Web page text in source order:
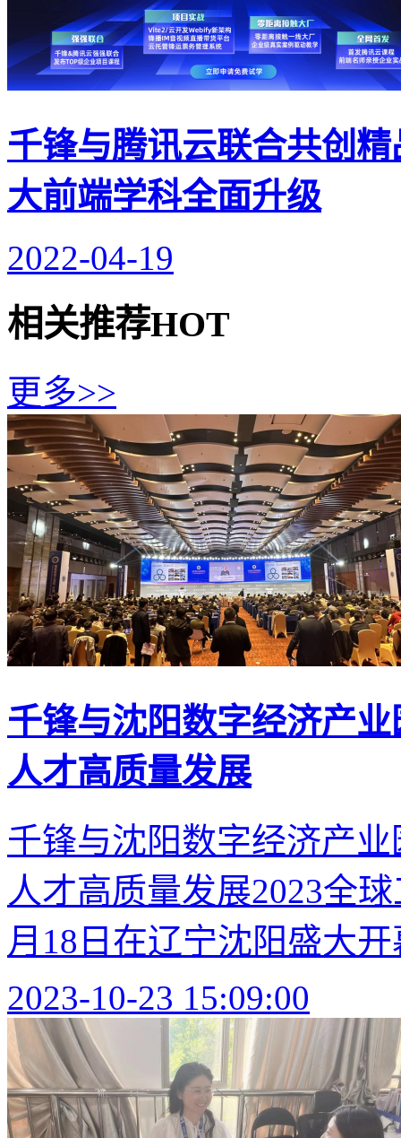
千锋与腾讯云联合共创
大前端学科全面升级
2022-04-19
相关推荐HOT
更多>>
千锋与沈阳数字经济产
人才高质量发展
千锋与沈阳数字经济产
人才高质量发展2023全
月18日在辽宁沈阳盛大
2023-10-23 15:09:00